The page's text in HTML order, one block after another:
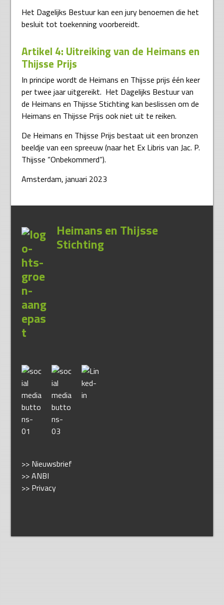
Het Dagelijks Bestuur kan een jury benoemen die het
besluit tot toekenning voorbereidt.
Artikel 4: Uitreiking van de Heimans en
Thijsse Prijs
In principe wordt de Heimans en Thijsse prijs één keer
per twee jaar uitgereikt. Het Dagelijks Bestuur van
de Heimans en Thijsse Stichting kan beslissen om de
Heimans en Thijsse Prijs ook niet uit te reiken.
De Heimans en Thijsse Prijs bestaat uit een bronzen
beeldje van een spreeuw (naar het Ex Libris van Jac. P.
Thijsse “Onbekommerd”).
Amsterdam, januari 2023
Heimans en Thijsse
Stichting
>> Nieuwsbrief
>> ANBI
>> Privacy